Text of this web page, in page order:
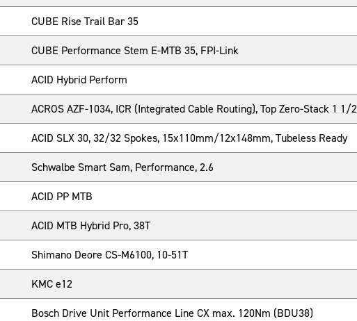
CUBE Rise Trail Bar 35
CUBE Performance Stem E-MTB 35, FPI-Link
ACID Hybrid Perform
ACROS AZF-1034, ICR (Integrated Cable Routing), Top Zero-Stack 1 1/2
ACID SLX 30, 32/32 Spokes, 15x110mm/12x148mm, Tubeless Ready
Schwalbe Smart Sam, Performance, 2.6
ACID PP MTB
ACID MTB Hybrid Pro, 38T
Shimano Deore CS-M6100, 10-51T
KMC e12
Bosch Drive Unit Performance Line CX max. 120Nm (BDU38)